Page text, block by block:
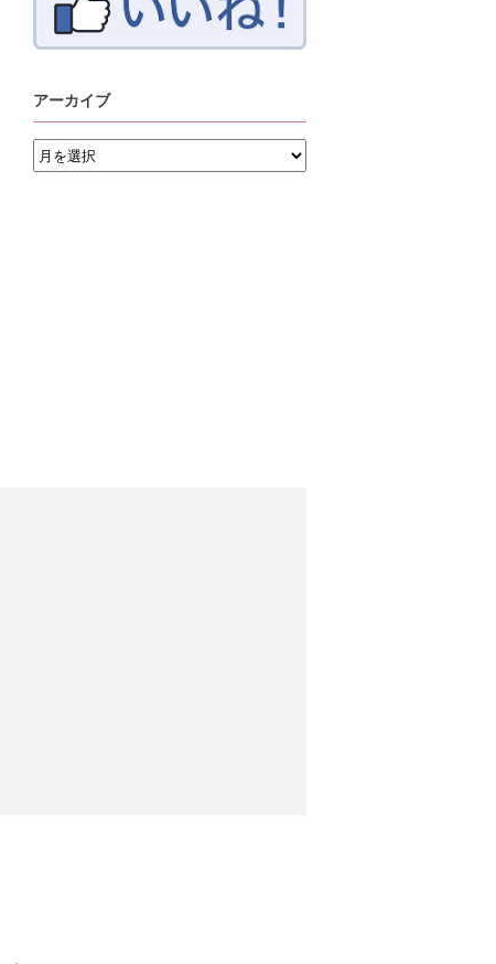
アーカイブ
ア
ー
カ